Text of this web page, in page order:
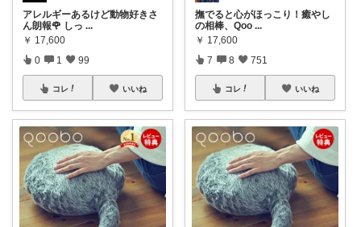
アレルギーあるけど動物好きさ
ん朗報🌹 しっ ...
￥ 17,600
0 1 99
コレ いいね
撫でると心がほっこり！癒やし
の相棒、Qoo ...
￥ 17,600
7 8 751
コレ いいね